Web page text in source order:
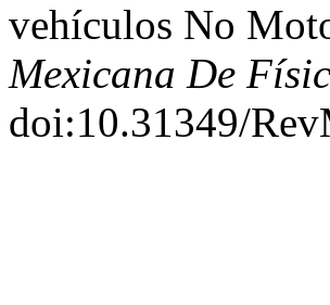
vehículos No
Mexicana De
doi:10.31349/